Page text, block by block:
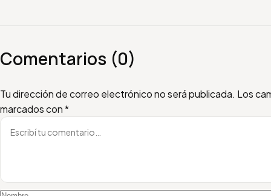
Comentarios (0)
Tu dirección de correo electrónico no será publicada. Los
marcados con*
Escribí tu comentario
Nombre
Email